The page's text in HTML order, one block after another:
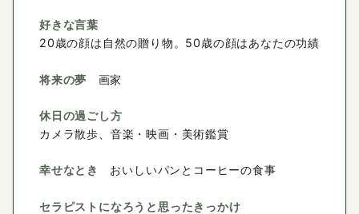
好きな言葉
20歳の顔は自然の贈り物。50歳の顔はあなたの功績
将来の夢 画家
休日の過ごし方
カメラ散歩、音楽・映画・美術鑑賞
幸せなとき おいしいパンとコーヒーの食事
セラピストになろうと思ったきっかけ